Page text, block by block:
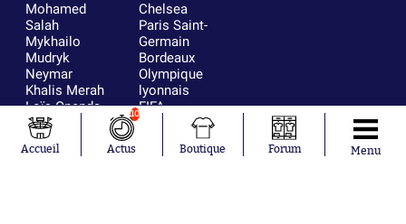
Mohamed
Salah
Mykhailo
Mudryk
Neymar
Khalis Merah
Loïs Openda
Moussa
Niakhaté
Nicolás
Chelsea
Paris Saint-
Germain
Bordeaux
Olympique
lyonnais
FIFA
Real Madrid
RC Strasbourg
AC Milan
Accueil
10
Actus Boutique Forum Menu